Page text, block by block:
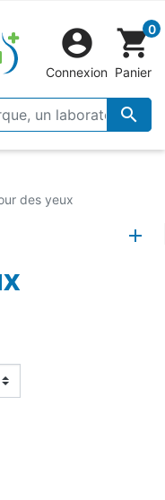


Connexion
shopping_cart0
Panier
des yeux